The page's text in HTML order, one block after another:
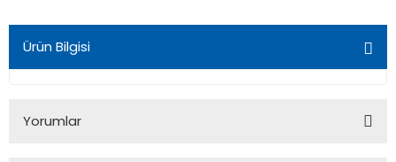
Ürün Bilgisi
Yorumlar